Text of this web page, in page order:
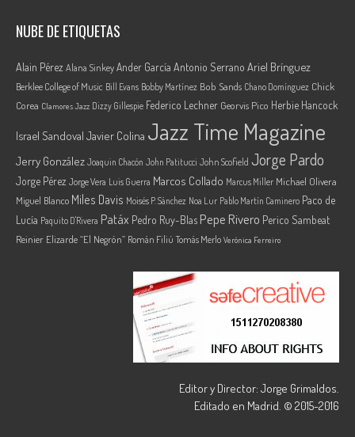
NUBE DE ETIQUETAS
Alain Pérez Alana SinkeyAnder García Antonio Serrano Ariel Brínguez
Berklee College of Music Bill Evans Bobby Martínez Bob Sands Chano Domínguez Chick
Corea Clamores Jazz Dizzy Gillespie Federico Lechner Georvis Pico Herbie Hancock
Israel Sandoval Javier Colina Jazz Time Magazine
Jerry González Joaquin Chacón John Patitucci John Scofield Jorge Pardo
Jorge Pérez Jorge Vera Luis Guerra Marcos Collado Marcus Miller Michael Olivera
Miguel Blanco Miles Davis Moisés P. Sánchez Noa Lur Pablo Martín Caminero Paco de
Lucía Paquito D'Rivera Patáx Pedro Ruy-Blas Pepe Rivero Perico Sambeat
Reinier Elizarde “El Negrón” Román Filiú Tomás Merlo Verónica Ferreiro
Editor y Director: Jorge Grimaldos.
Editado en Madrid. © 2015-2016